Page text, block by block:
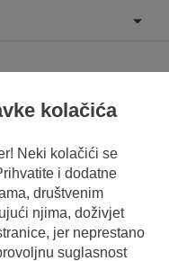
rječniku.
se točno radi
upotrebi.
kolačića
Neki kolačići se
i dodatne
društvenim
njima, doživjet
jer neprestano
suglasnost